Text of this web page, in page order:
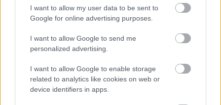
I want to allow my user data to be sent to
Google for online advertising purposes.
I want to allow Google to send me
personalized advertising.
I want to allow Google to enable storage
related to analytics like cookies on web or
device identifiers in apps.